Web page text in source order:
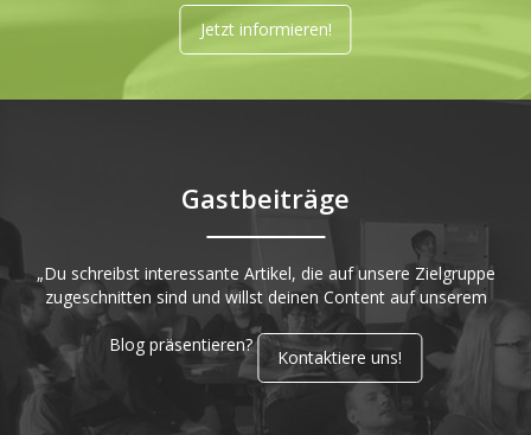
Jetzt informieren!
Gastbeiträge
„Du schreibst interessante Artikel, die auf unsere Zielgruppe
zugeschnitten sind und willst deinen Content auf unserem
Blog präsentieren?
Kontaktiere uns!